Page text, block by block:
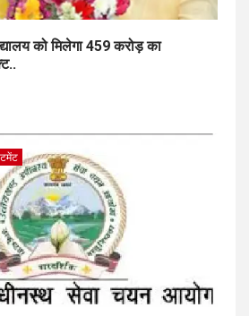
को मिलेगा 459 करोड़ का